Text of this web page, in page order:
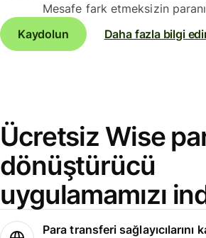
Mesafe fark etmeksizin
Kaydolun
Daha fazla bilgi
Ücretsiz Wise
dönüştürücü
uygulamamızı
Para transferi sağlayıcılarını